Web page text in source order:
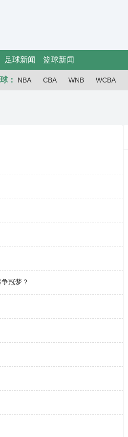
足球新闻 篮球新闻
： NBA CBA WNB WCBA
冠梦？